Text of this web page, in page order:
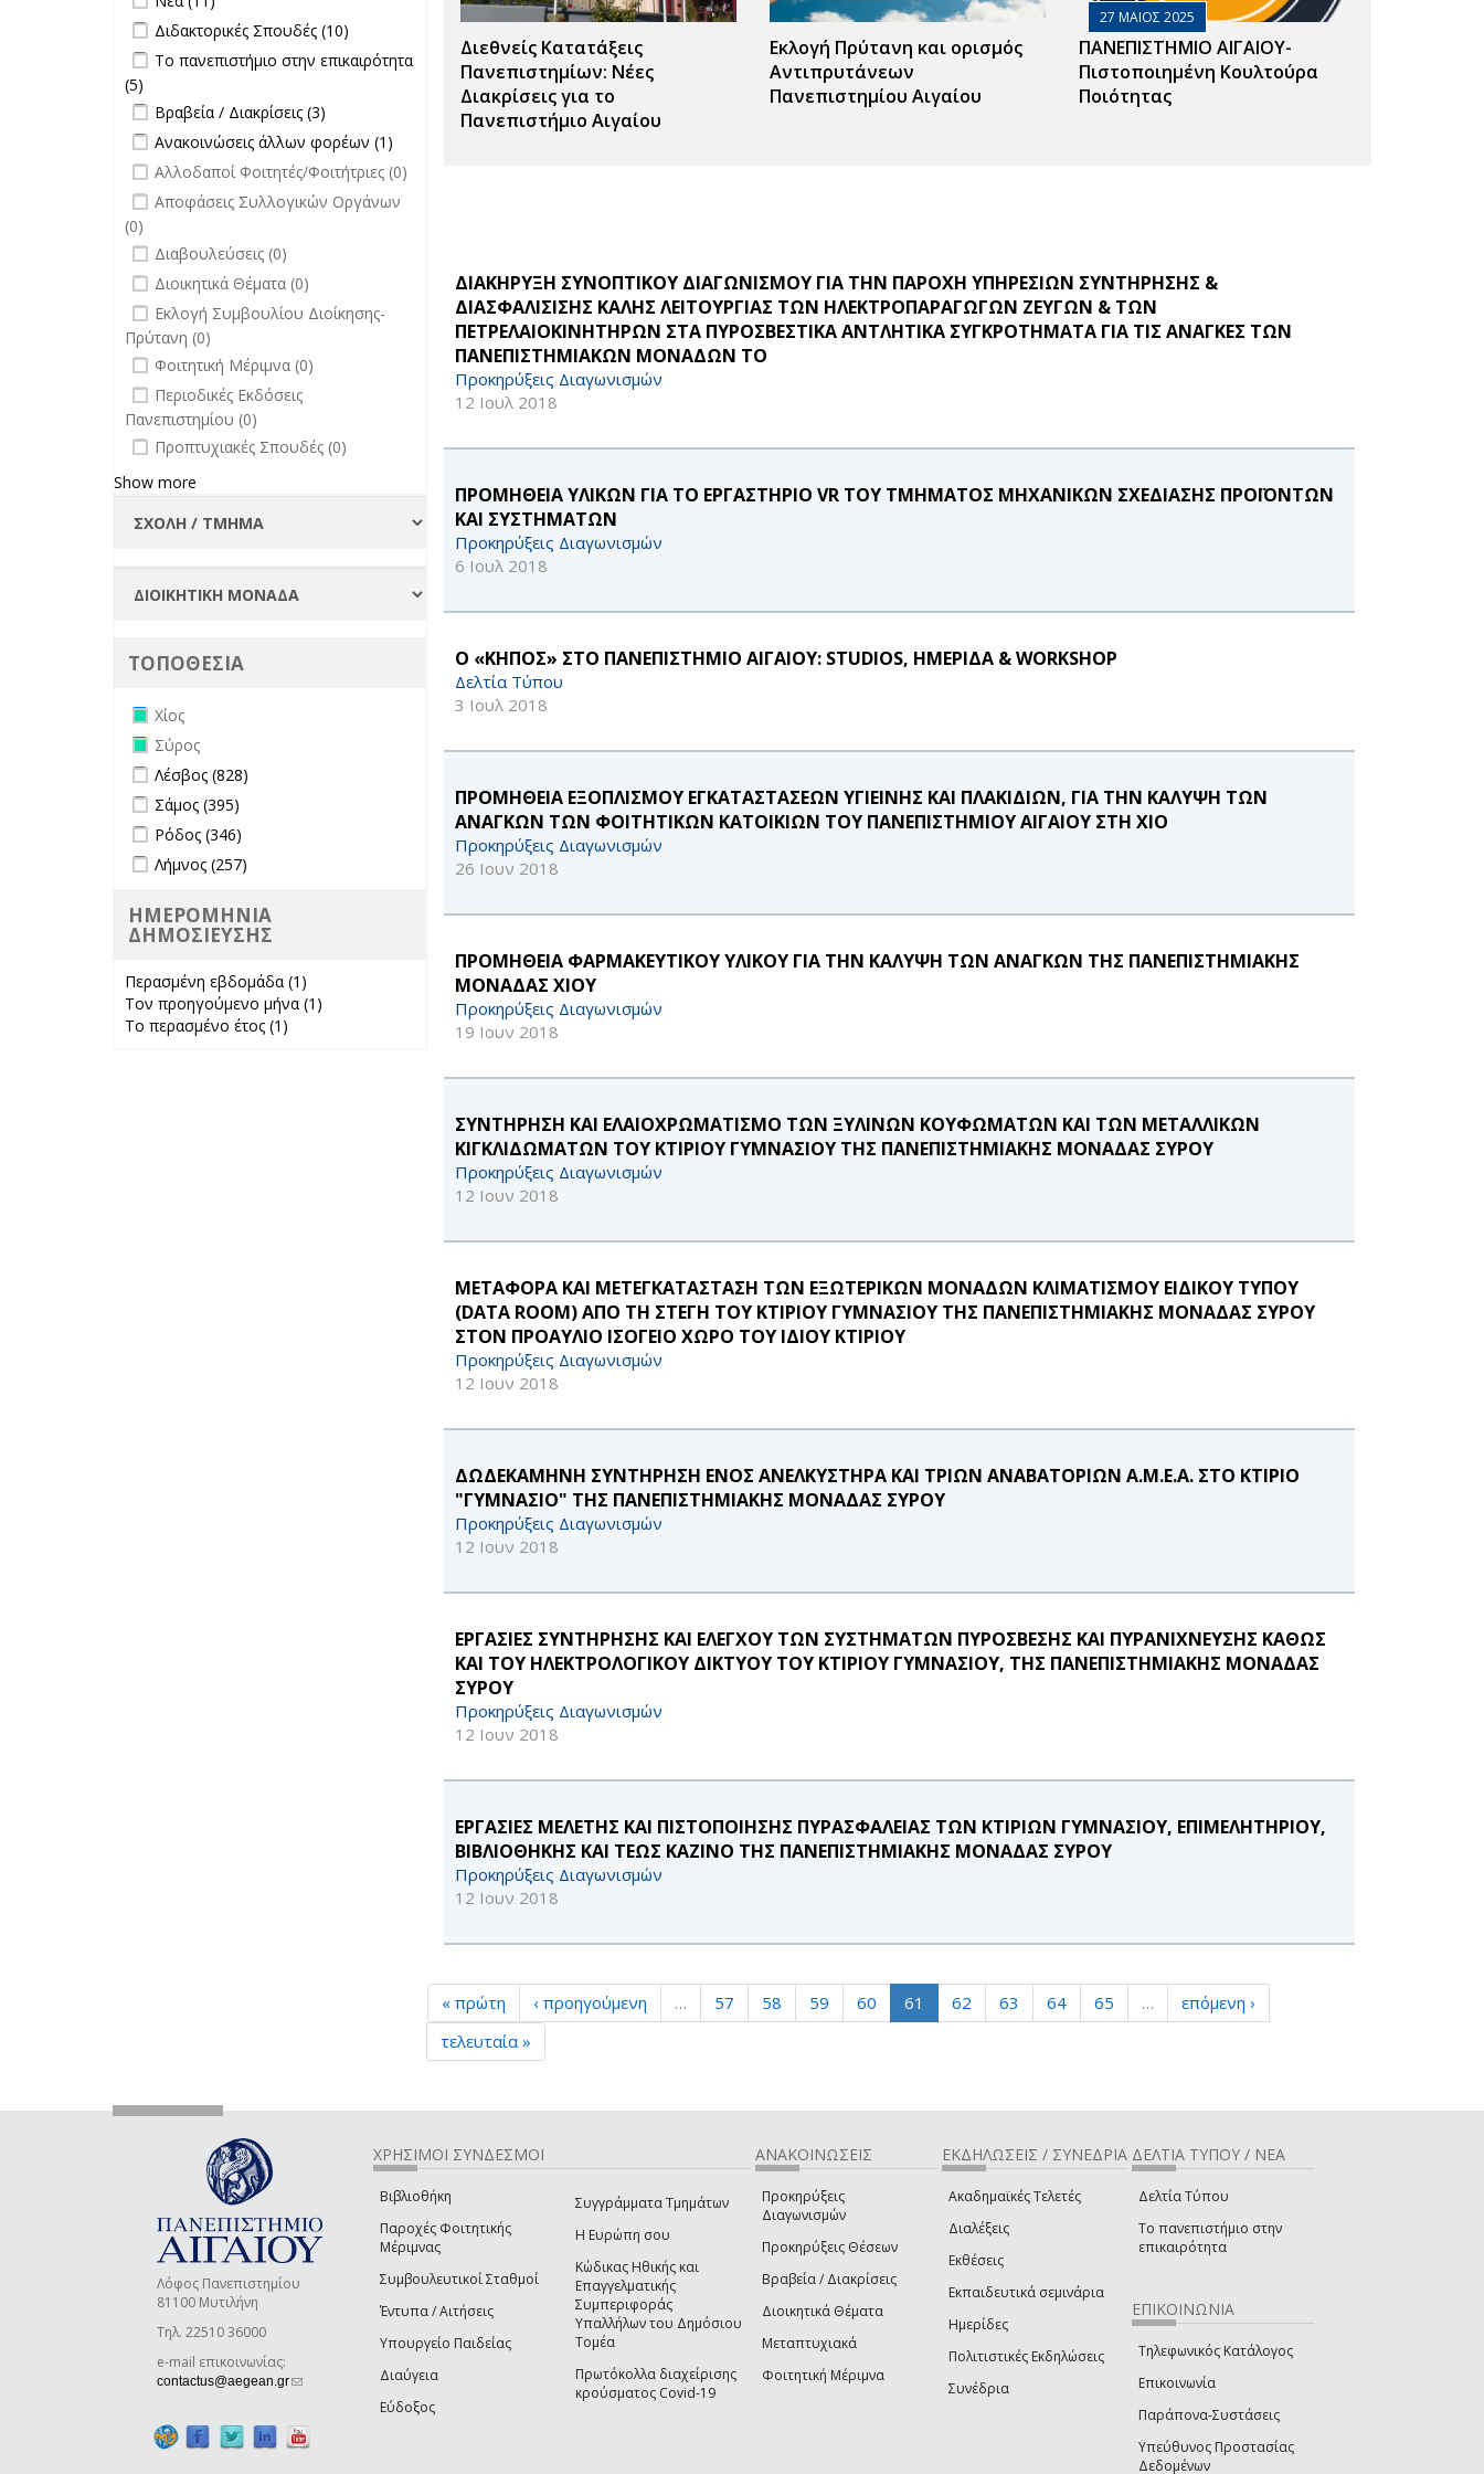
Διεθνείς Κατατάξεις
Πανεπιστημίων: Νέες
Διακρίσεις για το
Πανεπιστήμιο Αιγαίου
Εκλογή Πρύτανη και ορισμός
Αντιπρυτάνεων
Πανεπιστημίου Αιγαίου
27 ΜΑΙΟΣ 2025
ΠΑΝΕΠΙΣΤΗΜΙΟ ΑΙΓΑΙΟΥ-
Πιστοποιημένη Κουλτούρα
Ποιότητας
ΔΙΑΚΗΡΥΞΗ ΣΥΝΟΠΤΙΚΟΥ ΔΙΑΓΩΝΙΣΜΟΥ ΓΙΑ ΤΗΝ ΠΑΡΟΧΗ ΥΠΗΡΕΣΙΩΝ ΣΥΝΤΗΡΗΣΗΣ &
ΔΙΑΣΦΑΛΙΣΙΣΗΣ ΚΑΛΗΣ ΛΕΙΤΟΥΡΓΙΑΣ ΤΩΝ ΗΛΕΚΤΡΟΠΑΡΑΓΩΓΩΝ ΖΕΥΓΩΝ & ΤΩΝ
ΠΕΤΡΕΛΑΙΟΚΙΝΗΤΗΡΩΝ ΣΤΑ ΠΥΡΟΣΒΕΣΤΙΚΑ ΑΝΤΛΗΤΙΚΑ ΣΥΓΚΡΟΤΗΜΑΤΑ ΓΙΑ ΤΙΣ ΑΝΑΓΚΕΣ ΤΩΝ
ΠΑΝΕΠΙΣΤΗΜΙΑΚΩΝ ΜΟΝΑΔΩΝ ΤΟ
Προκηρύξεις Διαγωνισμών
12 Ιουλ 2018
ΠΡΟΜΗΘΕΙΑ ΥΛΙΚΩΝ ΓΙΑ ΤΟ ΕΡΓΑΣΤΗΡΙΟ VR ΤΟΥ ΤΜΗΜΑΤΟΣ ΜΗΧΑΝΙΚΩΝ ΣΧΕΔΙΑΣΗΣ ΠΡΟΪΟΝΤΩΝ
ΚΑΙ ΣΥΣΤΗΜΑΤΩΝ
Προκηρύξεις Διαγωνισμών
6 Ιουλ 2018
Ο «ΚΗΠΟΣ» ΣΤΟ ΠΑΝΕΠΙΣΤΗΜΙΟ ΑΙΓΑΙΟΥ: STUDIOS, ΗΜΕΡΙΔΑ & WORKSHOP
Δελτία Τύπου
3 Ιουλ 2018
ΠΡΟΜΗΘΕΙΑ ΕΞΟΠΛΙΣΜΟΥ ΕΓΚΑΤΑΣΤΑΣΕΩΝ ΥΓΙΕΙΝΗΣ ΚΑΙ ΠΛΑΚΙΔΙΩΝ, ΓΙΑ ΤΗΝ ΚΑΛΥΨΗ ΤΩΝ
ΑΝΑΓΚΩΝ ΤΩΝ ΦΟΙΤΗΤΙΚΩΝ ΚΑΤΟΙΚΙΩΝ ΤΟΥ ΠΑΝΕΠΙΣΤΗΜΙΟΥ ΑΙΓΑΙΟΥ ΣΤΗ ΧΙΟ
Προκηρύξεις Διαγωνισμών
26 Ιουν 2018
ΠΡΟΜΗΘΕΙΑ ΦΑΡΜΑΚΕΥΤΙΚΟΥ ΥΛΙΚΟΥ ΓΙΑ ΤΗΝ ΚΑΛΥΨΗ ΤΩΝ ΑΝΑΓΚΩΝ ΤΗΣ ΠΑΝΕΠΙΣΤΗΜΙΑΚΗΣ
ΜΟΝΑΔΑΣ ΧΙΟΥ
Προκηρύξεις Διαγωνισμών
19 Ιουν 2018
ΣΥΝΤΗΡΗΣΗ ΚΑΙ ΕΛΑΙΟΧΡΩΜΑΤΙΣΜΟ ΤΩΝ ΞΥΛΙΝΩΝ ΚΟΥΦΩΜΑΤΩΝ ΚΑΙ ΤΩΝ ΜΕΤΑΛΛΙΚΩΝ
ΚΙΓΚΛΙΔΩΜΑΤΩΝ ΤΟΥ ΚΤΙΡΙΟΥ ΓΥΜΝΑΣΙΟΥ ΤΗΣ ΠΑΝΕΠΙΣΤΗΜΙΑΚΗΣ ΜΟΝΑΔΑΣ ΣΥΡΟΥ
Προκηρύξεις Διαγωνισμών
12 Ιουν 2018
ΜΕΤΑΦΟΡΑ ΚΑΙ ΜΕΤΕΓΚΑΤΑΣΤΑΣΗ ΤΩΝ ΕΞΩΤΕΡΙΚΩΝ ΜΟΝΑΔΩΝ ΚΛΙΜΑΤΙΣΜΟΥ ΕΙΔΙΚΟΥ ΤΥΠΟΥ
(DATA ROOM) ΑΠΟ ΤΗ ΣΤΕΓΗ ΤΟΥ ΚΤΙΡΙΟΥ ΓΥΜΝΑΣΙΟΥ ΤΗΣ ΠΑΝΕΠΙΣΤΗΜΙΑΚΗΣ ΜΟΝΑΔΑΣ ΣΥΡΟΥ
ΣΤΟΝ ΠΡΟΑΥΛΙΟ ΙΣΟΓΕΙΟ ΧΩΡΟ ΤΟΥ ΙΔΙΟΥ ΚΤΙΡΙΟΥ
Προκηρύξεις Διαγωνισμών
12 Ιουν 2018
ΔΩΔΕΚΑΜΗΝΗ ΣΥΝΤΗΡΗΣΗ ΕΝΟΣ ΑΝΕΛΚΥΣΤΗΡΑ ΚΑΙ ΤΡΙΩΝ ΑΝΑΒΑΤΟΡΙΩΝ Α.Μ.Ε.Α. ΣΤΟ ΚΤΙΡΙΟ
"ΓΥΜΝΑΣΙΟ" ΤΗΣ ΠΑΝΕΠΙΣΤΗΜΙΑΚΗΣ ΜΟΝΑΔΑΣ ΣΥΡΟΥ
Προκηρύξεις Διαγωνισμών
12 Ιουν 2018
ΕΡΓΑΣΙΕΣ ΣΥΝΤΗΡΗΣΗΣ ΚΑΙ ΕΛΕΓΧΟΥ ΤΩΝ ΣΥΣΤΗΜΑΤΩΝ ΠΥΡΟΣΒΕΣΗΣ ΚΑΙ ΠΥΡΑΝΙΧΝΕΥΣΗΣ ΚΑΘΩΣ
ΚΑΙ ΤΟΥ ΗΛΕΚΤΡΟΛΟΓΙΚΟΥ ΔΙΚΤΥΟΥ ΤΟΥ ΚΤΙΡΙΟΥ ΓΥΜΝΑΣΙΟΥ, ΤΗΣ ΠΑΝΕΠΙΣΤΗΜΙΑΚΗΣ ΜΟΝΑΔΑΣ
ΣΥΡΟΥ
Προκηρύξεις Διαγωνισμών
12 Ιουν 2018
ΕΡΓΑΣΙΕΣ ΜΕΛΕΤΗΣ ΚΑΙ ΠΙΣΤΟΠΟΙΗΣΗΣ ΠΥΡΑΣΦΑΛΕΙΑΣ ΤΩΝ ΚΤΙΡΙΩΝ ΓΥΜΝΑΣΙΟΥ, ΕΠΙΜΕΛΗΤΗΡΙΟΥ,
ΒΙΒΛΙΟΘΗΚΗΣ ΚΑΙ ΤΕΩΣ ΚΑΖΙΝΟ ΤΗΣ ΠΑΝΕΠΙΣΤΗΜΙΑΚΗΣ ΜΟΝΑΔΑΣ ΣΥΡΟΥ
Προκηρύξεις Διαγωνισμών
12 Ιουν 2018
« πρώτη ‹ προηγούμενη … 57 58 59 60 61 62 63 64 65 …
επόμενη ›
τελευταία »
Apply Διδακτορικές Σπουδές filter
Διδακτορικές Σπουδές (10)
Σπουδές
Apply Το πανεπιστήμιο στην
επικαιρότητα filter
Το πανεπιστήμιο στην επικαιρότητα
(5)
επικαιρότητα filter
Apply Βραβεία / Διακρίσεις filter
Βραβεία / Διακρίσεις (3)
Διακρίσεις
filter
Apply Ανακοινώσεις άλλων φορέων
filter
Ανακοινώσεις άλλων φορέων (1)
άλλων
φορέων filter
undefined
Αλλοδαποί Φοιτητές/Φοιτήτριες (0)
undefined
Αποφάσεις Συλλογικών Οργάνων
(0)
undefined
Διαβουλεύσεις (0)
undefined
Διοικητικά Θέματα (0)
undefined
Εκλογή Συμβουλίου Διοίκησης-
Πρύτανη (0)
undefined
Φοιτητική Μέριμνα (0)
undefined
Περιοδικές Εκδόσεις
Πανεπιστημίου (0)
undefined
Προπτυχιακές Σπουδές (0)
Show more
ΤΟΠΟΘΕΣΙΑ
Remove Χίος filter
Χίος
Remove Σύρος filter
Σύρος
Apply Λέσβος filter
Λέσβος (828)
Apply Σάμος filter
Σάμος (395)
Apply Ρόδος filter
Ρόδος (346)
Apply Λήμνος filter
Λήμνος (257)
ΗΜΕΡΟΜΗΝΙΑ
ΔΗΜΟΣΙΕΥΣΗΣ
Περασμένη εβδομάδα (1)
Περασμένη
Τον προηγούμενο μήνα (1)
Το περασμένο έτος (1)
Λόφος Πανεπιστημίου
81100 Μυτιλήνη
Τηλ. 22510 36000
e-mail επικοινωνίας:
contactus@aegean.gr(link sends e-mail)
ΧΡΗΣΙΜΟΙ ΣΥΝΔΕΣΜΟΙ
Βιβλιοθήκη
Παροχές Φοιτητικής
Μέριμνας
Συμβουλευτικοί Σταθμοί
Έντυπα / Αιτήσεις
Υπουργείο Παιδείας
Διαύγεια
Εύδοξος
Συγγράμματα Τμημάτων
Η Ευρώπη σου
Κώδικας Ηθικής και
Επαγγελματικής
Συμπεριφοράς
Υπαλλήλων του Δημόσιου
Τομέα
Πρωτόκολλα διαχείρισης
κρούσματος Covid-19
ΑΝΑΚΟΙΝΩΣΕΙΣ
Προκηρύξεις
Διαγωνισμών
Προκηρύξεις Θέσεων
Βραβεία / Διακρίσεις
Διοικητικά Θέματα
Μεταπτυχιακά
Φοιτητική Μέριμνα
ΕΚΔΗΛΩΣΕΙΣ / ΣΥΝΕΔΡΙΑ
Ακαδημαϊκές Τελετές
Διαλέξεις
Εκθέσεις
Εκπαιδευτικά σεμινάρια
Ημερίδες
Πολιτιστικές Εκδηλώσεις
Συνέδρια
ΔΕΛΤΙΑ ΤΥΠΟΥ / ΝΕΑ
Δελτία Τύπου
Το πανεπιστήμιο στην
επικαιρότητα
ΕΠΙΚΟΙΝΩΝΙΑ
Τηλεφωνικός Κατάλογος
Επικοινωνία
Παράπονα-Συστάσεις
Υπεύθυνος Προστασίας
Δεδομένων